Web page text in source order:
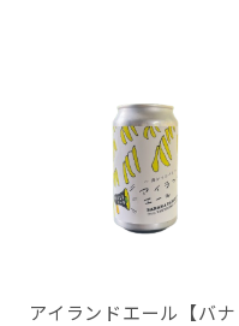
アイランドエール【バナ